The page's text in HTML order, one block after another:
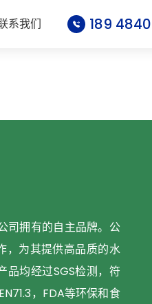
系我们 189
司拥有的自主品牌。公
，为其提供高品质的水
品均经过SGS检测，符
，FDA等环保和食